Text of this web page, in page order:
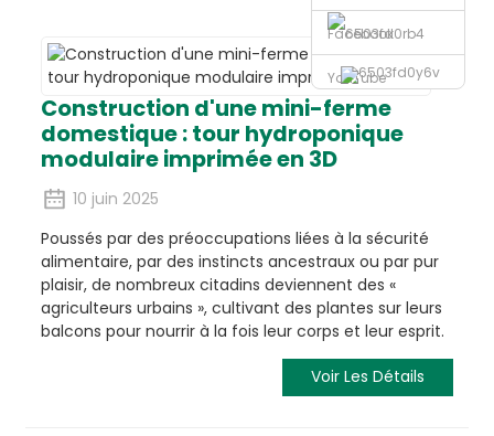
Facebook
YouTube
Construction d'une mini-ferme
domestique : tour hydroponique
modulaire imprimée en 3D
10 juin 2025
Poussés par des préoccupations liées à la sécurité
alimentaire, par des instincts ancestraux ou par pur
plaisir, de nombreux citadins deviennent des «
agriculteurs urbains », cultivant des plantes sur leurs
balcons pour nourrir à la fois leur corps et leur esprit.
Voir Les Détails